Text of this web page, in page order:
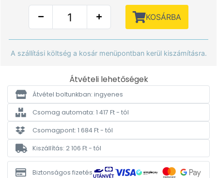
KOSÁRBA
A szállítási költség a kosár menüpontban kerül kiszámításra.
Átvételi lehetőségek
Átvétel boltunkban: ingyenes
Csomag automata: 1 417 Ft - tól
Csomagpont: 1 684 Ft - tól
Kiszállítás: 2 106 Ft - tól
Biztonságos fizetés